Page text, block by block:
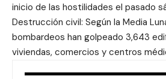
inicio de las hostilidades el pasado
Destrucción civil: Según la Media
bombardeos han golpeado 3,643
viviendas, comercios y centros